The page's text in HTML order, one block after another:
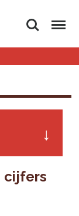
Zoeken Menu
cijfers